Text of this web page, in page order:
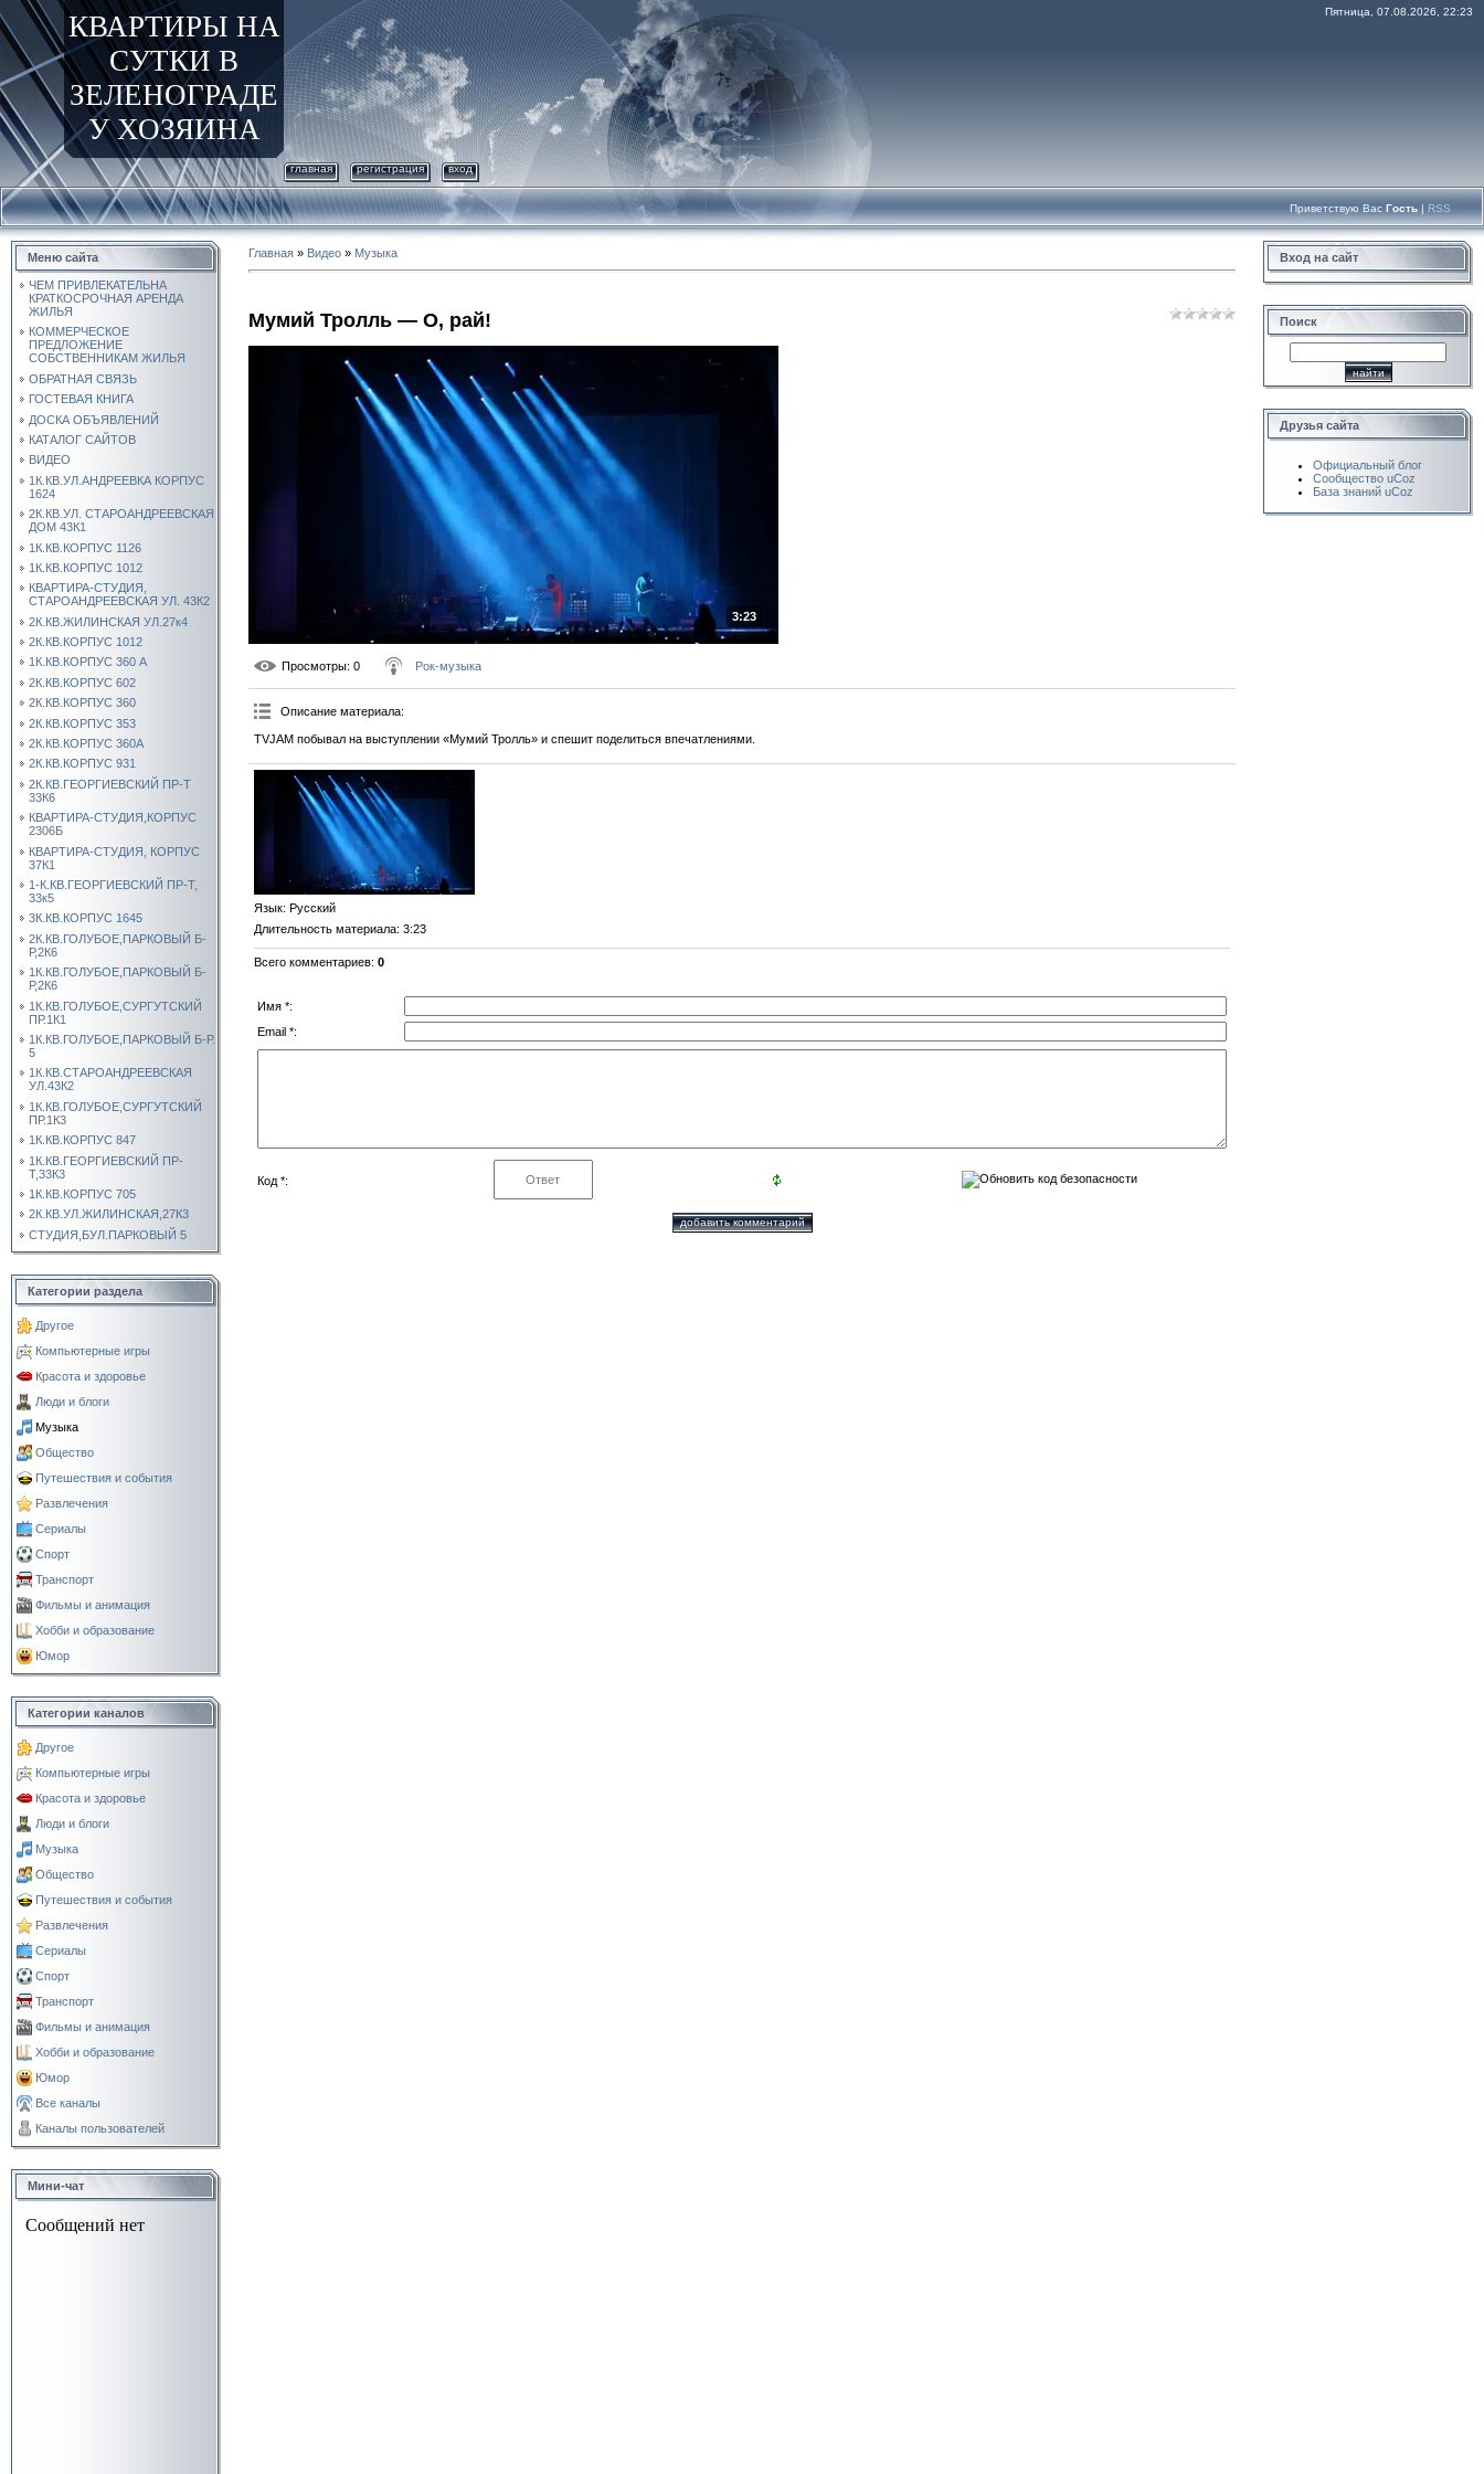
КВАРТИРЫ НА
СУТКИ В
ЗЕЛЕНОГРАДЕ
У ХОЗЯИНА
Пятница, 07.08.2026, 22:23
главная регистрация вход
Приветствую Вас Гость | RSS
Меню сайта
ЧЕМ ПРИВЛЕКАТЕЛЬНА
КРАТКОСРОЧНАЯ АРЕНДА
ЖИЛЬЯ
КОММЕРЧЕСКОЕ
ПРЕДЛОЖЕНИЕ
СОБСТВЕННИКАМ ЖИЛЬЯ
ОБРАТНАЯ СВЯЗЬ
ГОСТЕВАЯ КНИГА
ДОСКА ОБЪЯВЛЕНИЙ
КАТАЛОГ САЙТОВ
ВИДЕО
1К.КВ.УЛ.АНДРЕЕВКА КОРПУС
1624
2К.КВ.УЛ. СТАРОАНДРЕЕВСКАЯ
ДОМ 43К1
1К.КВ.КОРПУС 1126
1К.КВ.КОРПУС 1012
КВАРТИРА-СТУДИЯ,
СТАРОАНДРЕЕВСКАЯ УЛ. 43К2
2К.КВ.ЖИЛИНСКАЯ УЛ.27к4
2К.КВ.КОРПУС 1012
1К.КВ.КОРПУС 360 А
2К.КВ.КОРПУС 602
2К.КВ.КОРПУС 360
2К.КВ.КОРПУС 353
2К.КВ.КОРПУС 360А
2К.КВ.КОРПУС 931
2К.КВ.ГЕОРГИЕВСКИЙ ПР-Т
33К6
КВАРТИРА-СТУДИЯ,КОРПУС
2306Б
КВАРТИРА-СТУДИЯ, КОРПУС
37К1
1-К.КВ.ГЕОРГИЕВСКИЙ ПР-Т,
33к5
3К.КВ.КОРПУС 1645
2К.КВ.ГОЛУБОЕ,ПАРКОВЫЙ Б-
Р,2К6
1К.КВ.ГОЛУБОЕ,ПАРКОВЫЙ Б-
Р,2К6
1К.КВ.ГОЛУБОЕ,СУРГУТСКИЙ
ПР.1К1
1К.КВ.ГОЛУБОЕ,ПАРКОВЫЙ Б-Р.
5
1К.КВ.СТАРОАНДРЕЕВСКАЯ
УЛ.43К2
1К.КВ.ГОЛУБОЕ,СУРГУТСКИЙ
ПР.1К3
1К.КВ.КОРПУС 847
1К.КВ.ГЕОРГИЕВСКИЙ ПР-
Т,33К3
1К.КВ.КОРПУС 705
2К.КВ.УЛ.ЖИЛИНСКАЯ,27К3
СТУДИЯ,БУЛ.ПАРКОВЫЙ 5
Категории раздела
Другое
Компьютерные игры
Красота и здоровье
Люди и блоги
Музыка
Общество
Путешествия и события
Развлечения
Сериалы
Спорт
Транспорт
Фильмы и анимация
Хобби и образование
Юмор
Категории каналов
Другое
Компьютерные игры
Красота и здоровье
Люди и блоги
Музыка
Общество
Путешествия и события
Развлечения
Сериалы
Спорт
Транспорт
Фильмы и анимация
Хобби и образование
Юмор
Все каналы
Каналы пользователей
Мини-чат
Главная » Видео » Музыка
Мумий Тролль — О, рай!
3:23
Просмотры: 0 Рок-музыка
Описание материала:
TVJAM побывал на выступлении «Мумий Тролль» и спешит поделиться впечатлениями.
Язык: Русский
Длительность материала: 3:23
Всего комментариев: 0
Имя *:
Email *:
Код *:
Вход на сайт
Поиск
Друзья сайта
Официальный блог
Сообщество uCoz
База знаний uCoz